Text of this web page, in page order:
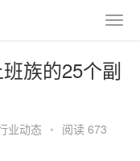
族的25个副
业动态 • 阅读 673